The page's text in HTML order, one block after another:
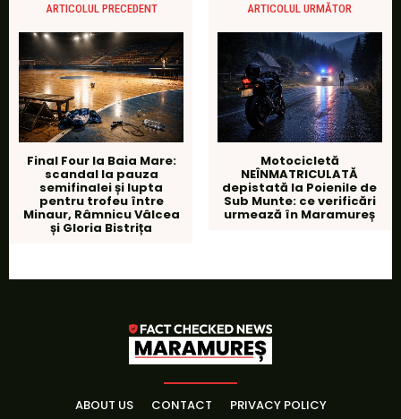
ARTICOLUL PRECEDENT
Final Four la Baia Mare:
scandal la pauza
semifinalei și lupta
pentru trofeu între
Minaur, Râmnicu Vâlcea
și Gloria Bistrița
ARTICOLUL URMĂTOR
Motocicletă
NEÎNMATRICULATĂ
depistată la Poienile de
Sub Munte: ce verificări
urmează în Maramureș
ABOUT US CONTACT PRIVACY POLICY